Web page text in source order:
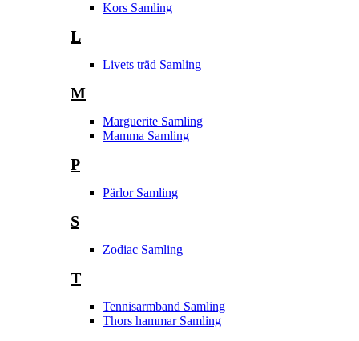
Kors Samling
L
Livets träd Samling
M
Marguerite Samling
Mamma Samling
P
Pärlor Samling
S
Zodiac Samling
T
Tennisarmband Samling
Thors hammar Samling